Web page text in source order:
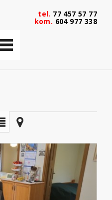
tel. 77 457 57 77
kom. 604 977 338